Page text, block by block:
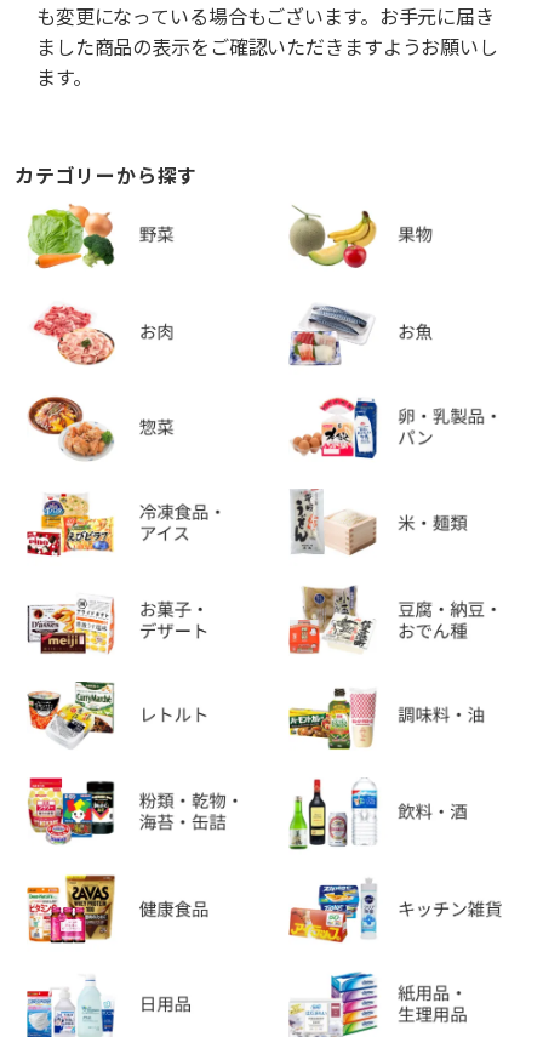
も変更になっている場合もございます。お手元に届き
ました商品の表示をご確認いただきますようお願いし
ます。
カテゴリーから探す